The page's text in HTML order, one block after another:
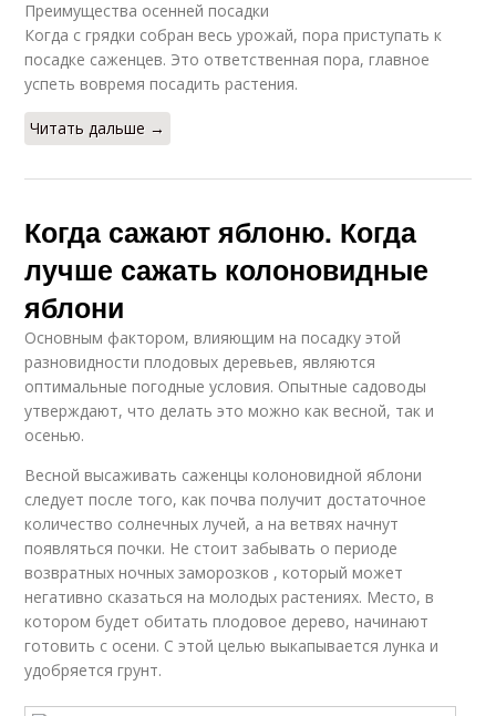
Преимущества осенней посадки
Когда с грядки собран весь урожай, пора приступать к
посадке саженцев. Это ответственная пора, главное
успеть вовремя посадить растения.
Читать дальше →
Когда сажают яблоню. Когда
лучше сажать колоновидные
яблони
Основным фактором, влияющим на посадку этой
разновидности плодовых деревьев, являются
оптимальные погодные условия. Опытные садоводы
утверждают, что делать это можно как весной, так и
осенью.
Весной высаживать саженцы колоновидной яблони
следует после того, как почва получит достаточное
количество солнечных лучей, а на ветвях начнут
появляться почки. Не стоит забывать о периоде
возвратных ночных заморозков , который может
негативно сказаться на молодых растениях. Место, в
котором будет обитать плодовое дерево, начинают
готовить с осени. С этой целью выкапывается лунка и
удобряется грунт.